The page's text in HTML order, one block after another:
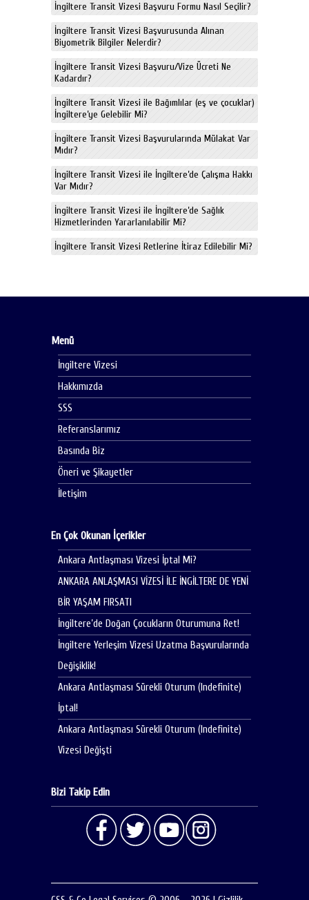
İngiltere Transit Vizesi Başvuru Formu Nasıl Seçilir?
İngiltere Transit Vizesi Başvurusunda Alınan
Biyometrik Bilgiler Nelerdir?
İngiltere Transit Vizesi Başvuru/Vize Ücreti Ne
Kadardır?
İngiltere Transit Vizesi ile Bağımlılar (eş ve çocuklar)
İngiltere’ye Gelebilir Mi?
İngiltere Transit Vizesi Başvurularında Mülakat Var
Mıdır?
İngiltere Transit Vizesi ile İngiltere’de Çalışma Hakkı
Var Mıdır?
İngiltere Transit Vizesi ile İngiltere’de Sağlık
Hizmetlerinden Yararlanılabilir Mi?
İngiltere Transit Vizesi Retlerine İtiraz Edilebilir Mi?
Menü
İngiltere Vizesi
Hakkımızda
SSS
Referanslarımız
Basında Biz
Öneri ve Şikayetler
İletişim
En Çok Okunan İçerikler
Ankara Antlaşması Vizesi İptal Mi?
ANKARA ANLAŞMASI VİZESİ İLE İNGİLTERE DE YENİ
BİR YAŞAM FIRSATI
İngiltere’de Doğan Çocukların Oturumuna Ret!
İngiltere Yerleşim Vizesi Uzatma Başvurularında
Değişiklik!
Ankara Antlaşması Sürekli Oturum (Indefinite)
İptal!
Ankara Antlaşması Sürekli Oturum (Indefinite)
Vizesi Değişti
Bizi Takip Edin